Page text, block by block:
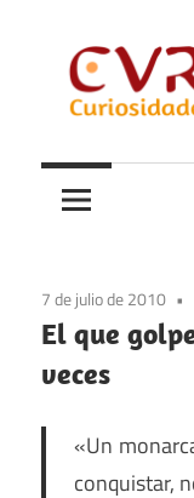
contenido
y
anécdotas
historia
7 de julio de 2010
El que
veces
«Un
conquistar,